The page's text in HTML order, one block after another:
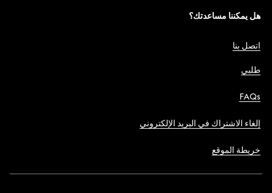
هل يمكننا مساعدتك؟
اتصل بنا
طلبي
FAQs
إلغاء الاشتراك في البريد الإلكتروني
خريطة الموقع